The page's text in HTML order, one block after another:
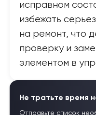
исправном
избежать
на ремонт, что
проверку и
элементом в
Не тратьте время
Отправьте список